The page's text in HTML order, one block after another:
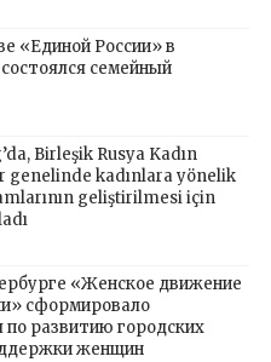
«Единой России» в
семейный
Birleşik Rusya Kadın
genelinde kadınlara yönelik
geliştirilmesi için
«Женское движение
сформировало
развитию городских
женщин